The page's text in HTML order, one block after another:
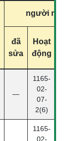
người mẫu
đã
sửa
Hoạt
động
—
1165-
02-
07-
2(6)
1165-
02-